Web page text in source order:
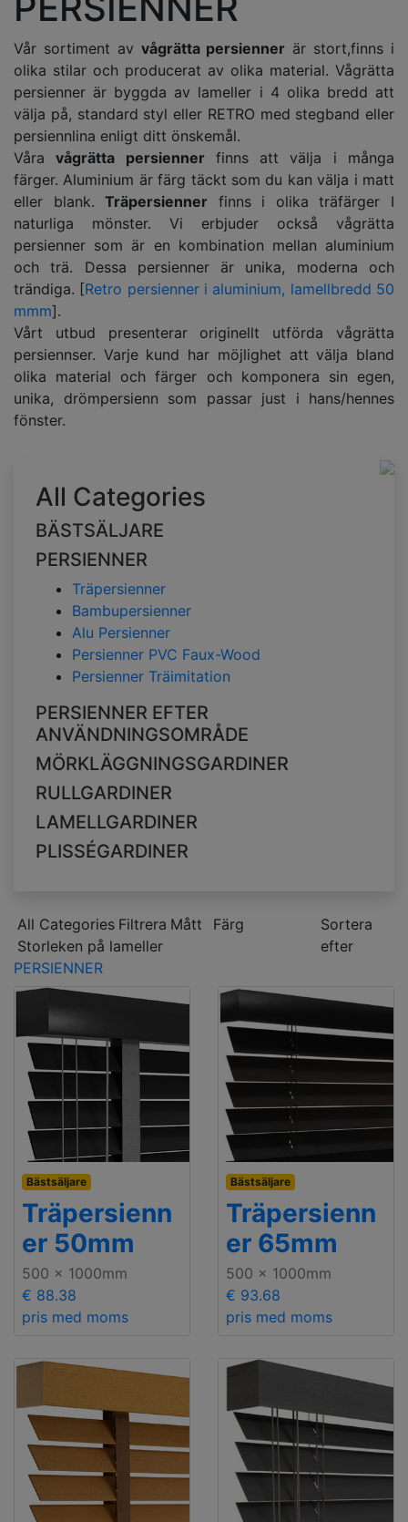
Vår sortiment av vågrätta persienner är stort,finns i
olika stilar och producerat av olika material. Vågrätta
persienner är byggda av lameller i 4 olika bredd att
välja på, standard styl eller RETRO med stegband eller
persiennlina enligt ditt önskemål.
Våravågrätta persiennerfinns att välja i många
färger. Aluminium är färg täckt som du kan välja i matt
eller blank.Träpersienner finns i olika träfärger I
naturliga mönster. Vi erbjuder också vågrätta
persienner som är en kombination mellan aluminium
och trä. Dessa persienner är unika, moderna och
trändiga. [Retro persienner i aluminium, lamellbredd 50
mmm].
Vårt utbud presenterar originellt utförda vågrätta
persiennser. Varje kund har möjlighet att välja bland
olika material och färger och komponera sin egen,
unika, drömpersienn som passar just i hans/hennes
fönster.
All Categories
BÄSTSÄLJARE
PERSIENNER
Träpersienner
Bambupersienner
Alu Persienner
Persienner PVC Faux-Wood
Persienner Träimitation
PERSIENNER EFTER
ANVÄNDNINGSOMRÅDE
MÖRKLÄGGNINGSGARDINER
RULLGARDINER
LAMELLGARDINER
PLISSÉGARDINER
All Categories Filtrera Mått
Färg
Storleken på lameller
Sortera
efter
PERSIENNER
Bästsäljare
Träpersienn
er 50mm
500 x 1000mm
€ 88.38
pris med moms
Bästsäljare
Träpersienn
er 65mm
500 x 1000mm
€ 93.68
pris med moms